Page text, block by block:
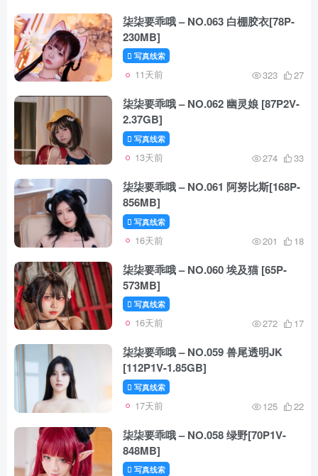
柒柒要乖哦 – NO.063 白棚胶衣[78P-
230MB]
写真线索
11天前 323 27
柒柒要乖哦 – NO.062 幽灵娘 [87P2V-
2.37GB]
写真线索
13天前 274 33
柒柒要乖哦 – NO.061 阿努比斯[168P-
856MB]
写真线索
16天前 201 18
柒柒要乖哦 – NO.060 埃及猫 [65P-
573MB]
写真线索
16天前 272 17
柒柒要乖哦 – NO.059 兽尾透明JK
[112P1V-1.85GB]
写真线索
17天前 125 22
柒柒要乖哦 – NO.058 绿野[70P1V-
848MB]
写真线索